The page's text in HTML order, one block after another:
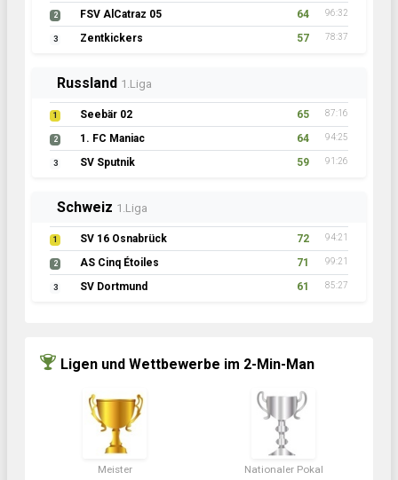
2 FSV AlCatraz 05 64 96:32
3 Zentkickers 57 78:37
Russland 1.Liga
1 Seebär 02 65 87:16
2 1. FC Maniac 64 94:25
3 SV Sputnik 59 91:26
Schweiz 1.Liga
1 SV 16 Osnabrück 72 94:21
2 AS Cinq Étoiles 71 99:21
3 SV Dortmund 61 85:27
Ligen und Wettbewerbe im 2-Min-Man
Meister Nationaler Pokal